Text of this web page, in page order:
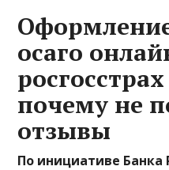
осаго
почему не
отзывы
По инициативе Банка